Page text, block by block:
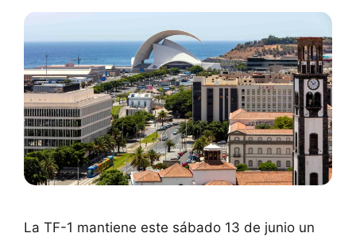
La TF-1 mantiene este sábado 13 de junio un